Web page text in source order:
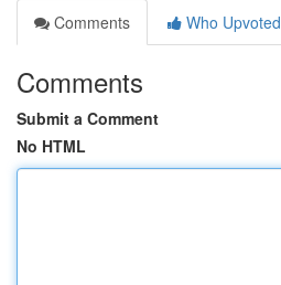
Comments
Who Upvoted
Comments
Submit a Comment
No HTML